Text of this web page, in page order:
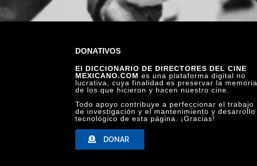
DONATIVOS
El DICCIONARIO DE DIRECTORES DEL CINE
MEXICANO.COM es una plataforma digital no
lucrativa, cuya finalidad es preservar la memoria
de los que hicieron y hacen nuestro cine.
Todo apoyo contribuye a perfeccionar el trabajo
de investigación y el mantenimiento y desarrollo
tecnológico de esta página. ¡Gracias!
DONAR